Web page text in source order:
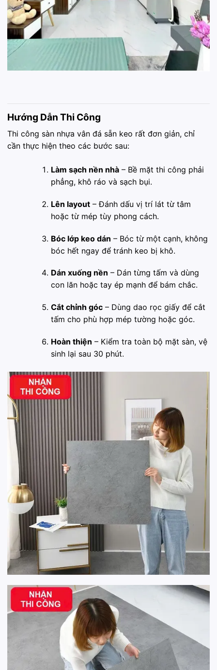
Hướng Dẫn Thi Công
Thi công sàn nhựa vân đá sẵn keo rất đơn giản, chỉ
cần thực hiện theo các bước sau:
Làm sạch nền nhà– Bề mặt thi công phải
phẳng, khô ráo và sạch bụi.
Lên layout– Đánh dấu vị trí lát từ tâm
hoặc từ mép tùy phong cách.
Bóc lớp keo dán – Bóc từ một cạnh, không
bóc hết ngay để tránh keo bị khô.
Dán xuống nền – Dán từng tấm và dùng
con lăn hoặc tay ép mạnh để bám chắc.
Cắt chỉnh góc– Dùng dao rọc giấy để cắt
tấm cho phù hợp mép tường hoặc góc.
Hoàn thiện – Kiểm tra toàn bộ mặt sàn, vệ
sinh lại sau 30 phút.